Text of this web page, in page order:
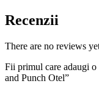
Recenzii
There are no reviews
Fii primul care adaugi o
and Punch Otel”